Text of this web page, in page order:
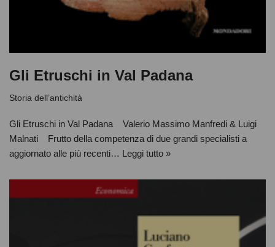
Gli Etruschi in Val Padana
Storia dell’antichità
Gli Etruschi in Val Padana Valerio Massimo Manfredi & Luigi
Malnati Frutto della competenza di due grandi specialisti a
aggiornato alle più recenti… Leggi tutto »